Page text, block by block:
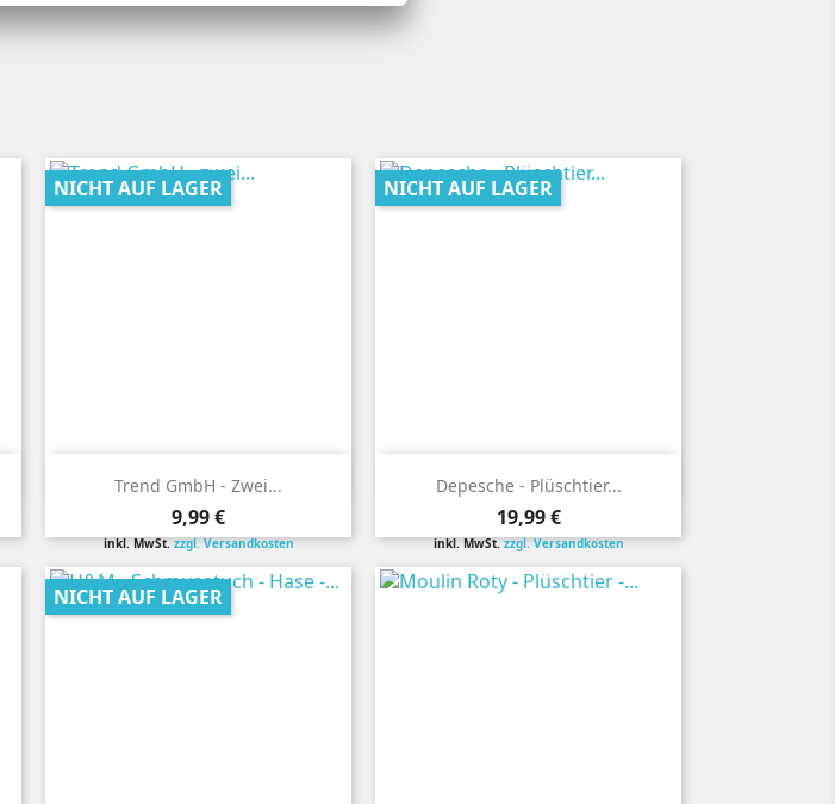
Trend GmbH - Zwei...
Preis
9,99 €
inkl. MwSt.zzgl. Versandkosten
NICHT AUF LAGER
 Vorschau Depesche - Plüschtier...
Preis
19,99 €
inkl. MwSt.zzgl. Versandkosten
NICHT AUF LAGER
 Vorschau
NICHT AUF LAGER